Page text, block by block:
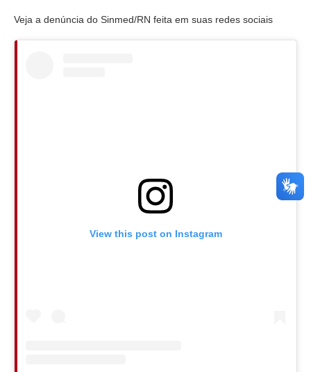
Veja a denúncia do Sinmed/RN feita em suas redes sociais
View this post on Instagram